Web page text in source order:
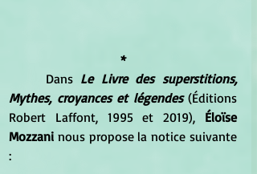
*
	Dans
Le Livre des superstitions,
Mythes, croyances et légendes (Éditions
Robert Laffont, 1995 et 2019), Éloïse
Mozzani nous propose la notice suivante
: